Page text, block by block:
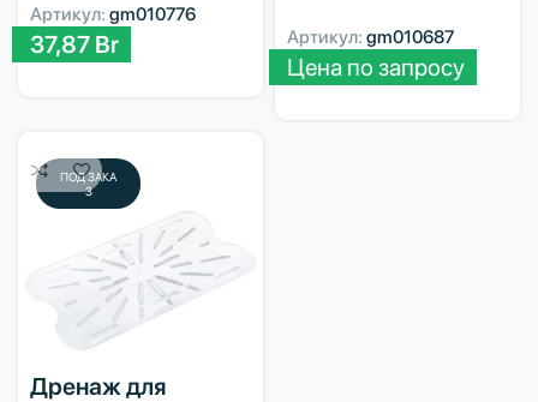
Артикул: gm010776
37,87 Br Артикул: gm010687
Цена по запросу
ПОД ЗАКА
З
Дренаж для